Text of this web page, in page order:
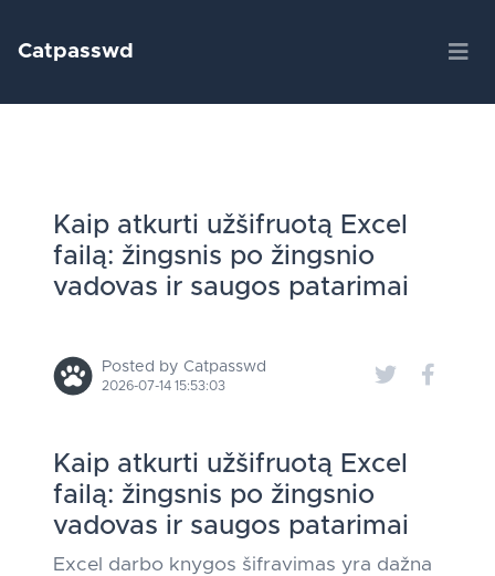
Catpasswd
Kaip atkurti užšifruotą Excel
failą: žingsnis po žingsnio
vadovas ir saugos patarimai
Posted by Catpasswd
2026-07-14 15:53:03
Kaip atkurti užšifruotą Excel
failą: žingsnis po žingsnio
vadovas ir saugos patarimai
Excel darbo knygos šifravimas yra dažna